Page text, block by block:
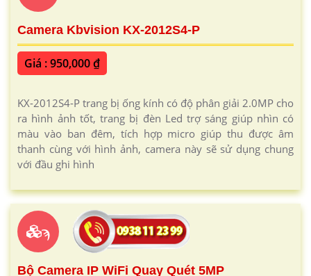
Camera Kbvision KX-2012S4-P
Giá : 950,000 ₫
KX-2012S4-P trang bị ống kính có độ phân giải 2.0MP cho
ra hình ảnh tốt, trang bị đèn Led trợ sáng giúp nhìn có
màu vào ban đêm, tích hợp micro giúp thu được âm
thanh cùng với hình ảnh, camera này sẽ sử dụng chung
với đầu ghi hình
ϡ
Bộ Camera IP WiFi Quay Quét 5MP